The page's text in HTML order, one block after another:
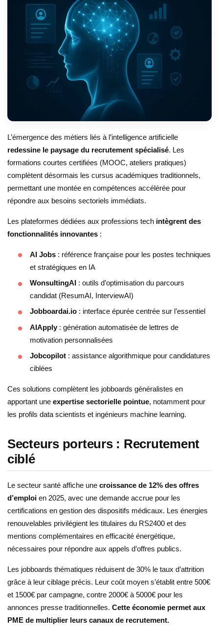
L’émergence des métiers liés à l’intelligence artificielle
redessine le paysage du recrutement spécialisé. Les
formations courtes certifiées (MOOC, ateliers pratiques)
complètent désormais les cursus académiques traditionnels,
permettant une montée en compétences accélérée pour
répondre aux besoins sectoriels immédiats.
Les plateformes dédiées aux professions tech intègrent des
fonctionnalités innovantes :
AI Jobs : référence française pour les postes techniques
et stratégiques en IA
WonsultingAI : outils d’optimisation du parcours
candidat (ResumAI, InterviewAI)
Jobboardai.io : interface épurée centrée sur l’essentiel
AIApply : génération automatisée de lettres de
motivation personnalisées
Jobcopilot : assistance algorithmique pour candidatures
ciblées
Ces solutions complètent les jobboards généralistes en
apportant une expertise sectorielle pointue, notamment pour
les profils data scientists et ingénieurs machine learning.
Secteurs porteurs : Recrutement
ciblé
Le secteur santé affiche une croissance de 12% des offres
d’emploi en 2025, avec une demande accrue pour les
certifications en gestion des dispositifs médicaux. Les énergies
renouvelables privilégient les titulaires du RS2400 et des
mentions complémentaires en efficacité énergétique,
nécessaires pour répondre aux appels d’offres publics.
Les jobboards thématiques réduisent de 30% le taux d’attrition
grâce à leur ciblage précis. Leur coût moyen s’établit entre 500€
et 1500€ par campagne, contre 2000€ à 5000€ pour les
annonces presse traditionnelles. Cette économie permet aux
PME de multiplier leurs canaux de recrutement.